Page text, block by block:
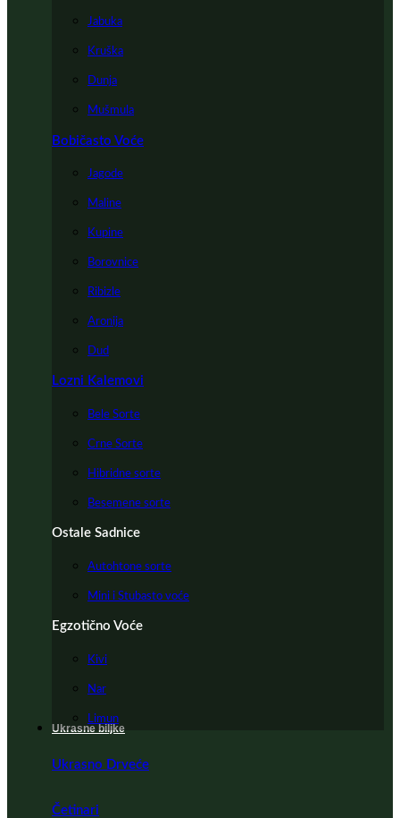
Jabuka
Kruška
Dunja
Mušmula
Bobičasto Voće
Jagode
Maline
Kupine
Borovnice
Ribizle
Aronija
Dud
Lozni Kalemovi
Bele Sorte
Crne Sorte
Hibridne sorte
Besemene sorte
Ostale Sadnice
Autohtone sorte
Mini i Stubasto voće
Egzotično Voće
Kivi
Nar
Limun
Ukrasne biljke
Ukrasno Drveće
Četinari